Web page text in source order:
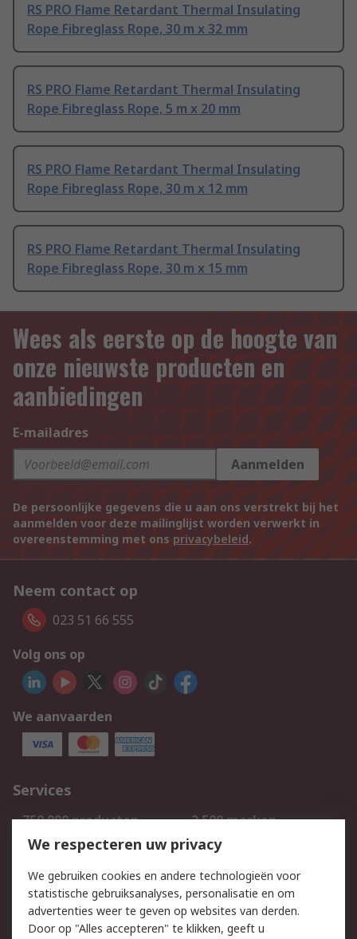
RS PRO Flame Retardant Thermal Insulating
Rope Fibreglass Rope, 30 m x 32 mm
RS PRO Flame Retardant Thermal Insulating
Rope Fibreglass Rope, 5 m x 20 mm
RS PRO Flame Retardant Thermal Insulating
Rope Fibreglass Rope, 30 m x 12 mm
RS PRO Flame Retardant Thermal Insulating
Rope Fibreglass Rope, 30 m x 15 mm
Wees als eerste op de hoogte van
onze nieuwste producten en
aanbiedingen
E-mailadres
Aanmelden
De persoonlijke gegevens die u aan ons verstrekt bij het
aanmelden voor deze mailinglijst worden verwerkt in
overeenstemming met ons privacybeleid.
Neem contact op
023 51 66 555
Volg ons op
We aanvaarden
Services
750.000 producten
2.500 merken
Bestellen
Inkoopoplossingen
Track & Trace
Wettelijk
We respecteren uw privacy
We gebruiken cookies en andere technologieën voor
statistische gebruiksanalyses, personalisatie en om
advertenties weer te geven op websites van derden.
Door op "Alles accepteren" te klikken, geeft u